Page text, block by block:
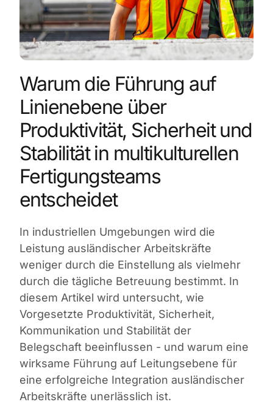
Warum die Führung auf
Linienebene über
Produktivität, Sicherheit und
Stabilität in multikulturellen
Fertigungsteams
entscheidet
In industriellen Umgebungen wird die
Leistung ausländischer Arbeitskräfte
weniger durch die Einstellung als vielmehr
durch die tägliche Betreuung bestimmt. In
diesem Artikel wird untersucht, wie
Vorgesetzte Produktivität, Sicherheit,
Kommunikation und Stabilität der
Belegschaft beeinflussen - und warum eine
wirksame Führung auf Leitungsebene für
eine erfolgreiche Integration ausländischer
Arbeitskräfte unerlässlich ist.